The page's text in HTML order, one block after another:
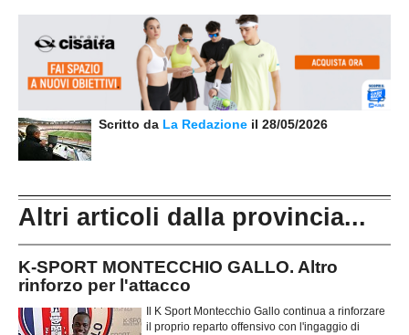
Scritto da La Redazione il 28/05/2026
Altri articoli dalla provincia...
K-SPORT MONTECCHIO GALLO. Altro
rinforzo per l'attacco
Il K Sport Montecchio Gallo continua a rinforzare
il proprio reparto offensivo con l'ingaggio di